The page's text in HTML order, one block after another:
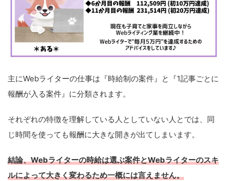
主にWebライターの仕事は『時給制の案件』と『1記事ごとに
報酬が入る案件』に分類されます。
それぞれの特徴を理解している人としていない人とでは、同
じ時間を使っても報酬に大きな開きが出てしまいます。
結論、Webライターの時給は選ぶ案件とWebライターのスキ
ルによって大きく変わるため一概には言えません。